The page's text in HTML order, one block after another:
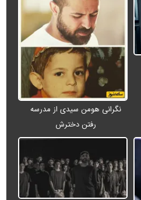
نگرانی هومن سیدی از مدرسه
رفتن دخترش